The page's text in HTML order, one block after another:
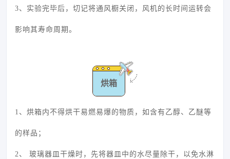
3、实验完毕后，切记将通风橱关闭，风机的长时间运转会
影响其寿命周期。
烘箱
1、烘箱内不得烘干易燃易爆的物质，如含有乙醇、乙醚等
的样品；
2、 玻璃器皿干燥时，先将器皿中的水尽量除干，以免水淋